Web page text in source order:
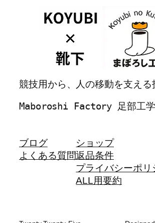
競技用から、人の移動を支える
Maboroshi Factory 足部工学
ブログ
よくある質問
ショップ
返品条件
プライバシーポリ
ALL用要約